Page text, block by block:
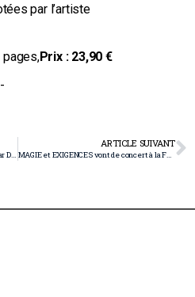
par l’artiste
pages,Prix : 23,90 €
LETTRE OUVERTE à NOS AMIS VICOIS par Daniel Garipuy
ARTICLE SUIVANT
MAGIE et EXIGENCES vont de concert à la FSTF !